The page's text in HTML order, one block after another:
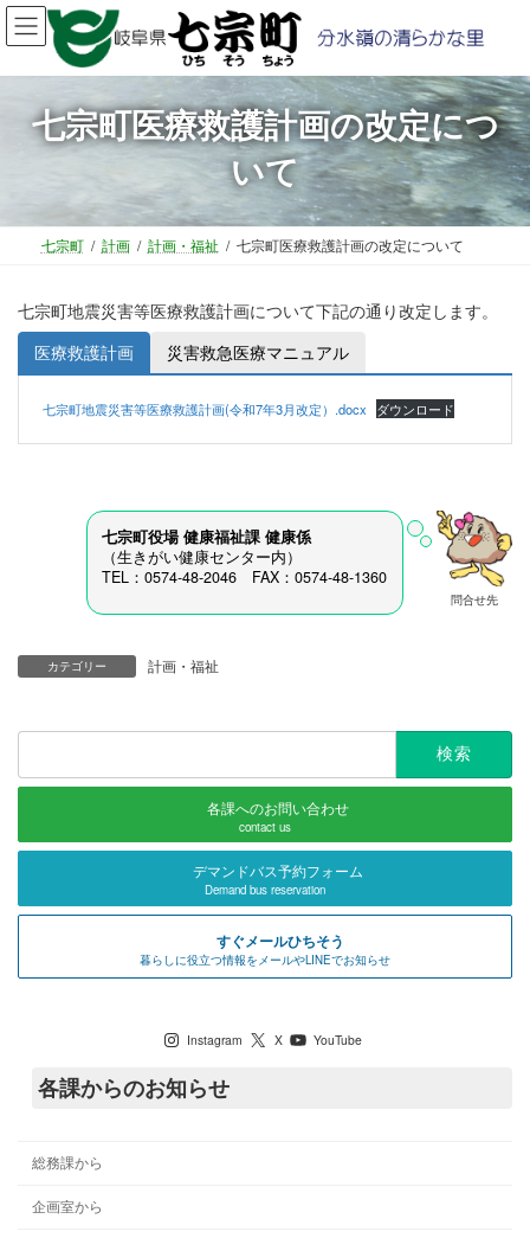
コ
ン
ナ
ビ
七宗町医療救護計画の改定につ
いて
七宗町 計画 計画・福祉 七宗町医療救護計画の改定について
七宗町地震災害等医療救護計画について下記の通り改定します。
医療救護計画
災害救急医療マニュアル
七宗町地震災害等医療救護計画(令和7年3月改定）.docx ダウンロード
問合せ先
七宗町役場 健康福祉課 健康係
（生きがい健康センター内）
TEL：0574-48-2046 FAX：0574-48-1360
カテゴリー 計画・福祉
検
各課へのお問い合わせ
contact us
デマンドバス予約フォーム
Demand bus reservation
すぐメールひちそう
暮らしに役立つ情報をメールやLINEでお知らせ
Instagram X YouTube
各課からのお知らせ
総務課から
企画室から